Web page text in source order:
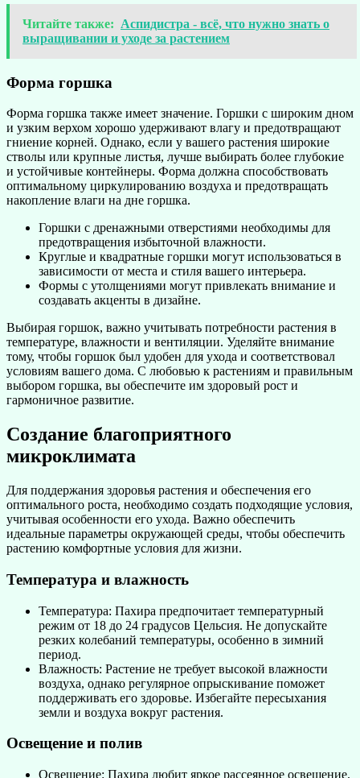
Читайте также: Аспидистра - всё, что нужно знать о
выращивании и уходе за растением
Форма горшка
Форма горшка также имеет значение. Горшки с широким дном
и узким верхом хорошо удерживают влагу и предотвращают
гниение корней. Однако, если у вашего растения широкие
стволы или крупные листья, лучше выбирать более глубокие
и устойчивые контейнеры. Форма должна способствовать
оптимальному циркулированию воздуха и предотвращать
накопление влаги на дне горшка.
Горшки с дренажными отверстиями необходимы для
предотвращения избыточной влажности.
Круглые и квадратные горшки могут использоваться в
зависимости от места и стиля вашего интерьера.
Формы с утолщениями могут привлекать внимание и
создавать акценты в дизайне.
Выбирая горшок, важно учитывать потребности растения в
температуре, влажности и вентиляции. Уделяйте внимание
тому, чтобы горшок был удобен для ухода и соответствовал
условиям вашего дома. С любовью к растениям и правильным
выбором горшка, вы обеспечите им здоровый рост и
гармоничное развитие.
Создание благоприятного
микроклимата
Для поддержания здоровья растения и обеспечения его
оптимального роста, необходимо создать подходящие условия,
учитывая особенности его ухода. Важно обеспечить
идеальные параметры окружающей среды, чтобы обеспечить
растению комфортные условия для жизни.
Температура и влажность
Температура: Пахира предпочитает температурный
режим от 18 до 24 градусов Цельсия. Не допускайте
резких колебаний температуры, особенно в зимний
период.
Влажность: Растение не требует высокой влажности
воздуха, однако регулярное опрыскивание поможет
поддерживать его здоровье. Избегайте пересыхания
земли и воздуха вокруг растения.
Освещение и полив
Освещение: Пахира любит яркое рассеянное освещение.